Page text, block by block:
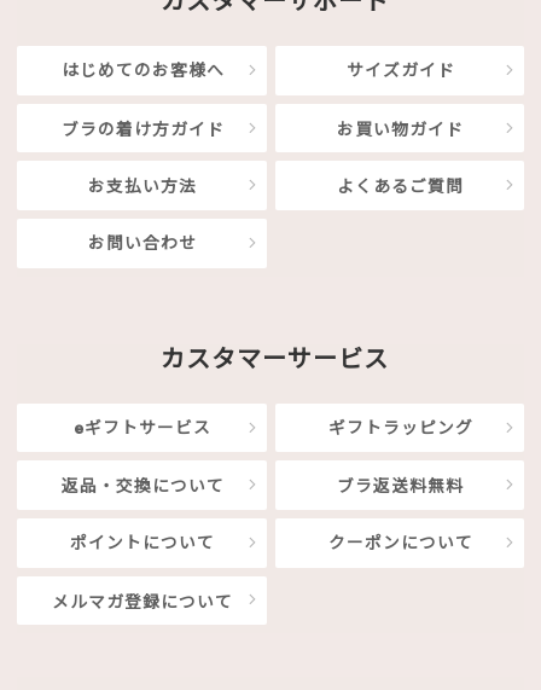
はじめてのお客様へ サイズガイド
ブラの着け方ガイド お買い物ガイド
お支払い方法 よくあるご質問
お問い合わせ
カスタマーサービス
eギフトサービス ギフトラッピング
返品・交換について ブラ返送料無料
ポイントについて クーポンについて
メルマガ登録について